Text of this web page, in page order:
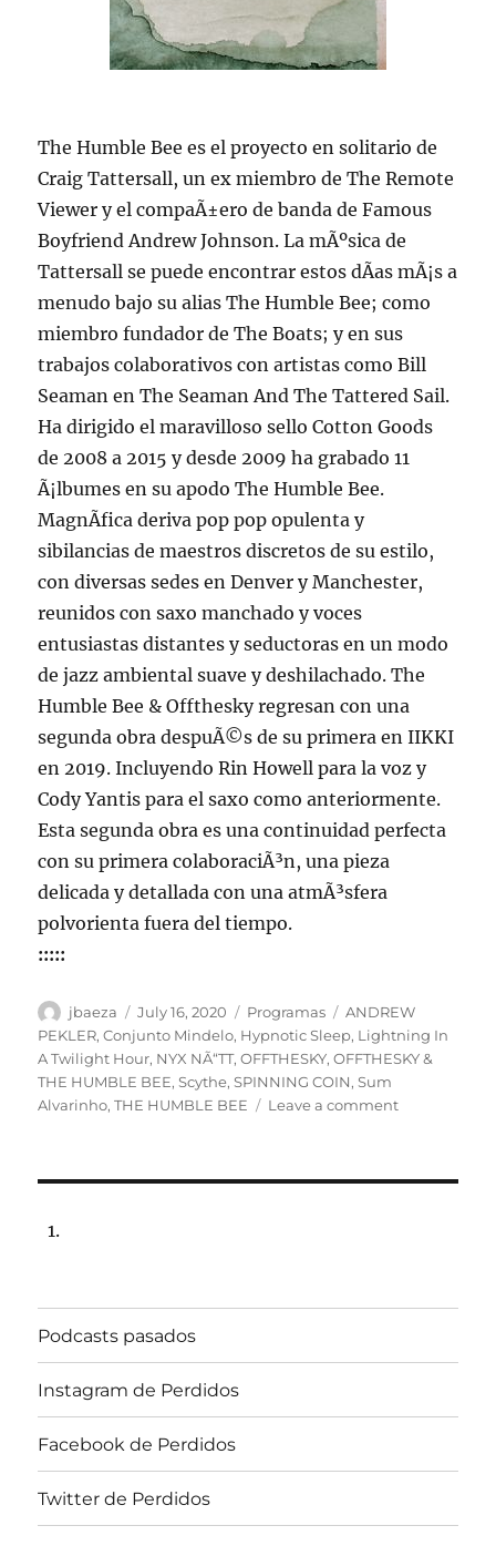
The Humble Bee es el proyecto en solitario de
Craig Tattersall, un ex miembro de The Remote
Viewer y el compaÃ±ero de banda de Famous
Boyfriend Andrew Johnson. La mÃºsica de
Tattersall se puede encontrar estos dÃ­as mÃ¡s a
menudo bajo su alias The Humble Bee; como
miembro fundador de The Boats; y en sus
trabajos colaborativos con artistas como Bill
Seaman en The Seaman And The Tattered Sail.
Ha dirigido el maravilloso sello Cotton Goods
de 2008 a 2015 y desde 2009 ha grabado 11
Ã¡lbumes en su apodo The Humble Bee.
MagnÃ­fica deriva pop pop opulenta y
sibilancias de maestros discretos de su estilo,
con diversas sedes en Denver y Manchester,
reunidos con saxo manchado y voces
entusiastas distantes y seductoras en un modo
de jazz ambiental suave y deshilachado. The
Humble Bee & Offthesky regresan con una
segunda obra despuÃ©s de su primera en IIKKI
en 2019. Incluyendo Rin Howell para la voz y
Cody Yantis para el saxo como anteriormente.
Esta segunda obra es una continuidad perfecta
con su primera colaboraciÃ³n, una pieza
delicada y detallada con una atmÃ³sfera
polvorienta fuera del tiempo.
:::::
Author
jbaeza
Posted
on
July 16, 2020 Categories
Programas Tags
ANDREW
PEKLER,Conjunto Mindelo, Hypnotic Sleep, Lightning In
A Twilight Hour, NYX NÃ“TT,OFFTHESKY,OFFTHESKY &
THE HUMBLE BEE,Scythe,SPINNING COIN,Sum
Alvarinho,THE HUMBLE BEE Leave a commenton
hrs
Radio
Podcasts pasados
Instagram de Perdidos
Facebook de Perdidos
Twitter de Perdidos